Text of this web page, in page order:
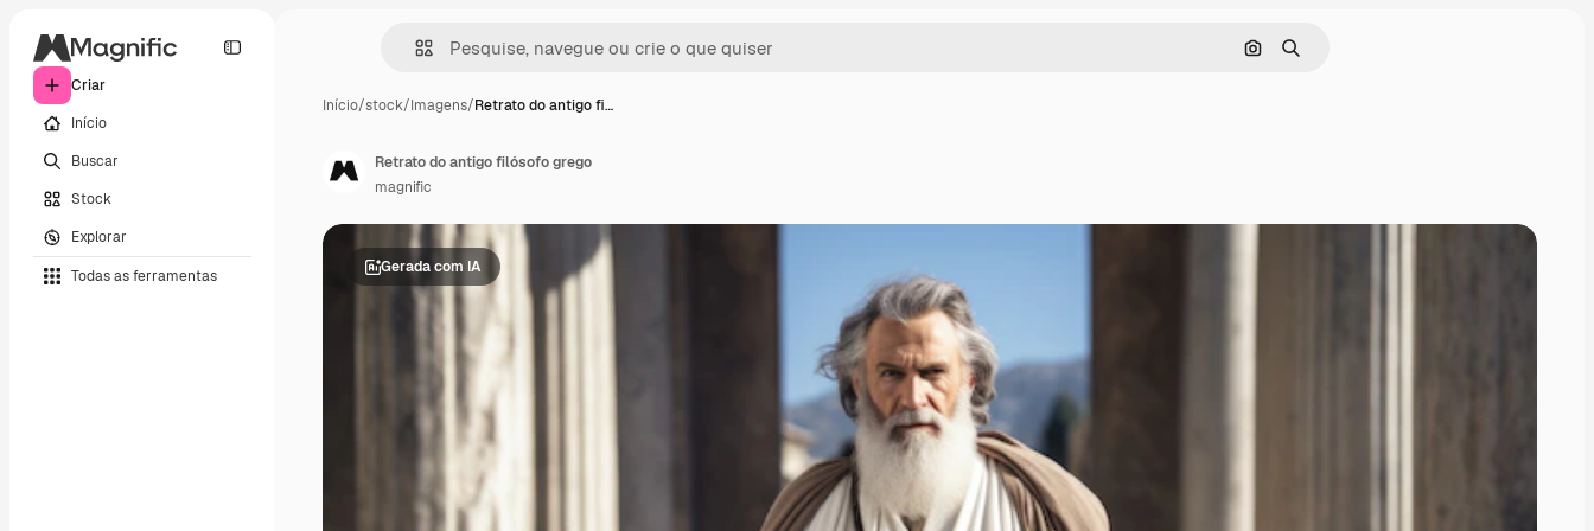
Criar
Início
Buscar
Stock
Explorar
Todas as ferramentas
Pesquisar por imagem
Buscar
Início/stock/Imagens/Retrato do antigo fi…
Gerada com IA
Retrato do antigo filósofo grego
magnific